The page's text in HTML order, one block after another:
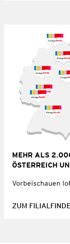
MEHR ALS
ÖSTERREICH
Vorbeischauen
ZUM